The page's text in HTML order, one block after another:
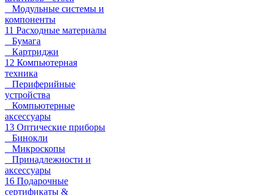
Модульные системы и
компоненты
11 Расходные материалы
Бумага
Картриджи
12 Компьютерная
техника
Периферийные
устройства
Компьютерные
аксессуары
13 Оптические приборы
Бинокли
Микроскопы
Принадлежности и
аксессуары
16 Подарочные
сертификаты &